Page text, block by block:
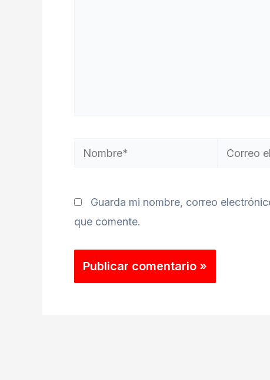
Nombre*
Correo
Guarda mi nombre, correo
que comente.